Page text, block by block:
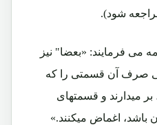
می فرمایند: «بعضا" نیز
صرف آن قسمتی را که
بر میدارند و قسمتهای
اغماض میکنند.»